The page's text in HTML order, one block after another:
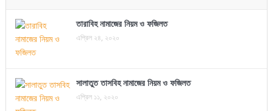
তারাবিহ নামাজের নিয়ম ও ফজিলত
এপ্রিল ২৪, ২০২০
সালাতুত তাসবিহ নামাজের নিয়ম ও ফজিলত
এপ্রিল ১১, ২০২০